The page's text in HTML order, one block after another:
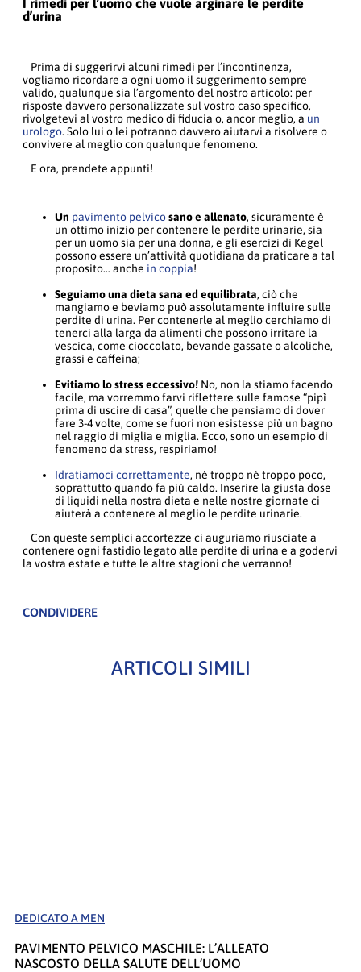
I rimedi per l’uomo che vuole arginare le perdite
d’urina
Prima di suggerirvi alcuni rimedi per l’incontinenza,
vogliamo ricordare a ogni uomo il suggerimento sempre
valido, qualunque sia l’argomento del nostro articolo: per
risposte davvero personalizzate sul vostro caso specifico,
rivolgetevi al vostro medico di fiducia o, ancor meglio, a un
urologo. Solo lui o lei potranno davvero aiutarvi a risolvere o
convivere al meglio con qualunque fenomeno.
E ora, prendete appunti!
Un pavimento pelvicosano e allenato, sicuramente è
un ottimo inizio per contenere le perdite urinarie, sia
per un uomo sia per una donna, e gli esercizi di Kegel
possono essere un’attività quotidiana da praticare a tal
proposito… anche in coppia!
Seguiamo una dieta sana ed equilibrata, ciò che
mangiamo e beviamo può assolutamente influire sulle
perdite di urina. Per contenerle al meglio cerchiamo di
tenerci alla larga da alimenti che possono irritare la
vescica, come cioccolato, bevande gassate o alcoliche,
grassi e caffeina;
Evitiamo lo stress eccessivo! No, non la stiamo facendo
facile, ma vorremmo farvi riflettere sulle famose “pipì
prima di uscire di casa”, quelle che pensiamo di dover
fare 3-4 volte, come se fuori non esistesse più un bagno
nel raggio di miglia e miglia. Ecco, sono un esempio di
fenomeno da stress, respiriamo!
Idratiamoci correttamente, né troppo né troppo poco,
soprattutto quando fa più caldo. Inserire la giusta dose
di liquidi nella nostra dieta e nelle nostre giornate ci
aiuterà a contenere al meglio le perdite urinarie.
Con queste semplici accortezze ci auguriamo riusciate a
contenere ogni fastidio legato alle perdite di urina e a godervi
la vostra estate e tutte le altre stagioni che verranno!
CONDIVIDERE
ARTICOLI SIMILI
DEDICATO A MEN
PAVIMENTO PELVICO MASCHILE: L’ALLEATO
NASCOSTO DELLA SALUTE DELL’UOMO